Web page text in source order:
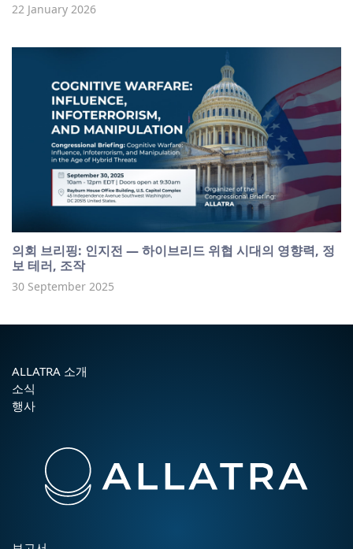
22 January 2026
의회 브리핑: 인지전 — 하이브리드 위협 시대의 영향력, 정
보 테러, 조작
30 September 2025
ALLATRA 소개
소식
행사